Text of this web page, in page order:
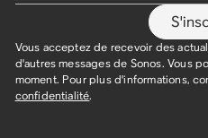
Vous acceptez de recevoir des
d'autres messages de Sonos. Vous
moment. Pour plus d'informations,
confidentialité.